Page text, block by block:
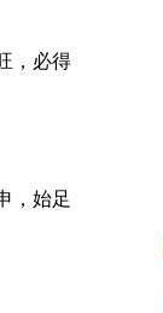
，必得
，始足